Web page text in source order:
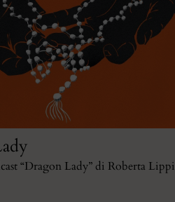
“Dragon Lady” di Roberta Lippi